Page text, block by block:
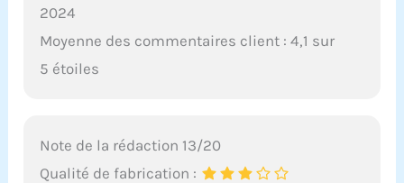
2024
Moyenne des commentaires client : 4,1 sur
5 étoiles
Note de la rédaction 13/20
Qualité de fabrication :